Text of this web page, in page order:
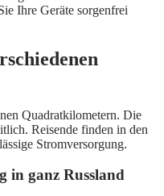
Ihre Geräte sorgenfrei
Quadratkilometern. Die
Reisende finden in den
Stromversorgung.
in ganz Russland